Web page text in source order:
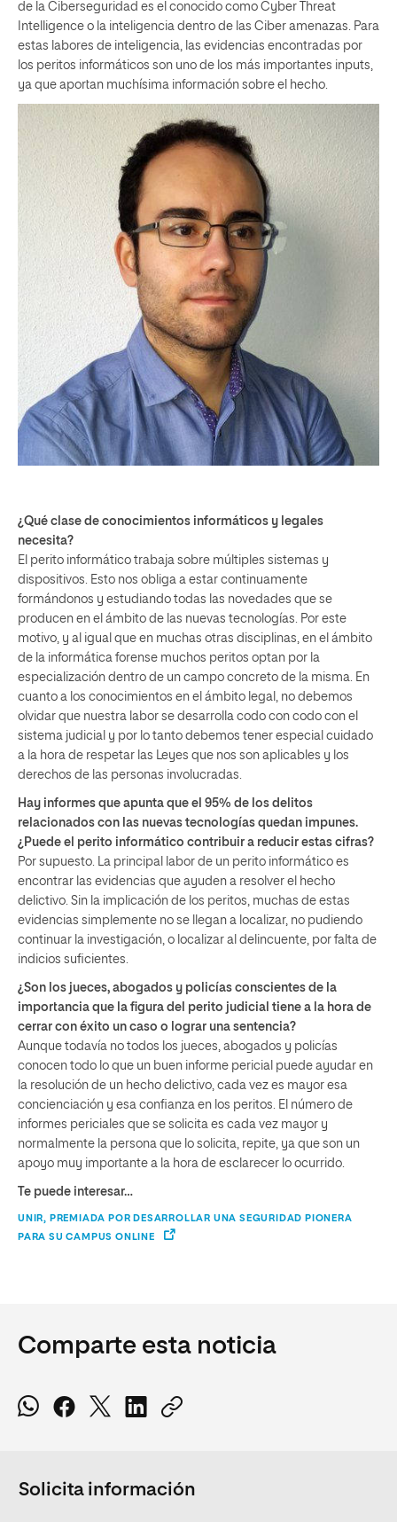
de la Ciberseguridad es el conocido como Cyber Threat
Intelligence o la inteligencia dentro de las Ciber amenazas. Para
estas labores de inteligencia, las evidencias encontradas por
los peritos informáticos son uno de los más importantes inputs,
ya que aportan muchísima información sobre el hecho.
¿Qué clase de conocimientos informáticos y legales
necesita?
El perito informático trabaja sobre múltiples sistemas y
dispositivos. Esto nos obliga a estar continuamente
formándonos y estudiando todas las novedades que se
producen en el ámbito de las nuevas tecnologías. Por este
motivo, y al igual que en muchas otras disciplinas, en el ámbito
de la informática forense muchos peritos optan por la
especialización dentro de un campo concreto de la misma. En
cuanto a los conocimientos en el ámbito legal, no debemos
olvidar que nuestra labor se desarrolla codo con codo con el
sistema judicial y por lo tanto debemos tener especial cuidado
a la hora de respetar las Leyes que nos son aplicables y los
derechos de las personas involucradas.
Hay informes que apunta que el 95% de los delitos
relacionados con las nuevas tecnologías quedan impunes.
¿Puede el perito informático contribuir a reducir estas cifras?
Por supuesto. La principal labor de un perito informático es
encontrar las evidencias que ayuden a resolver el hecho
delictivo. Sin la implicación de los peritos, muchas de estas
evidencias simplemente no se llegan a localizar, no pudiendo
continuar la investigación, o localizar al delincuente, por falta de
indicios suficientes.
¿Son los jueces, abogados y policías conscientes de la
importancia que la figura del perito judicial tiene a la hora de
cerrar con éxito un caso o lograr una sentencia?
Aunque todavía no todos los jueces, abogados y policías
conocen todo lo que un buen informe pericial puede ayudar en
la resolución de un hecho delictivo, cada vez es mayor esa
concienciación y esa confianza en los peritos. El número de
informes periciales que se solicita es cada vez mayor y
normalmente la persona que lo solicita, repite, ya que son un
apoyo muy importante a la hora de esclarecer lo ocurrido.
Te puede interesar…
UNIR, PREMIADA POR DESARROLLAR UNA SEGURIDAD PIONERA
PARA SU CAMPUS ONLINE
Comparte esta noticia
Solicita información